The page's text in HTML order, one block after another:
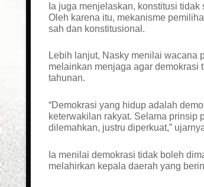
Ia juga menjelaskan, konstitusi
Oleh karena itu, mekanisme
sah dan konstitusional.
Lebih lanjut, Nasky menilai wacana
melainkan menjaga agar demokrasi
tahunan.
“Demokrasi yang hidup adalah
keterwakilan rakyat. Selama prinsip
dilemahkan, justru diperkuat,”
Ia menilai demokrasi tidak boleh
melahirkan kepala daerah yang